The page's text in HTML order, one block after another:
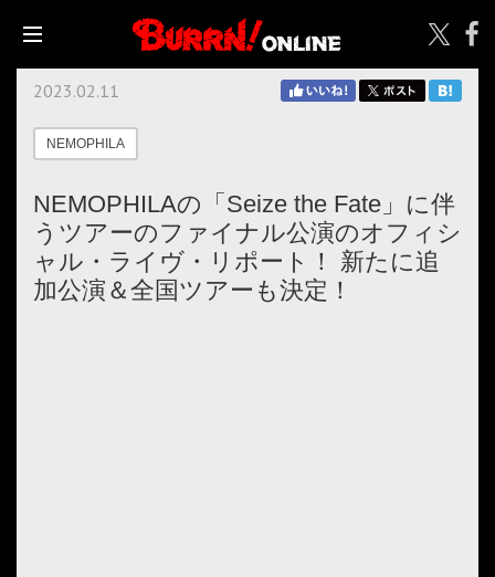
2023.02.11
NEMOPHILA
NEMOPHILAの「Seize the Fate」に伴
うツアーのファイナル公演のオフィシ
ャル・ライヴ・リポート！ 新たに追
加公演＆全国ツアーも決定！